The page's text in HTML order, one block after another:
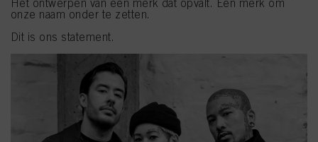
Het ontwerpen van een merk dat opvalt. Een merk om
onze naam onder te zetten.
Dit is ons statement.